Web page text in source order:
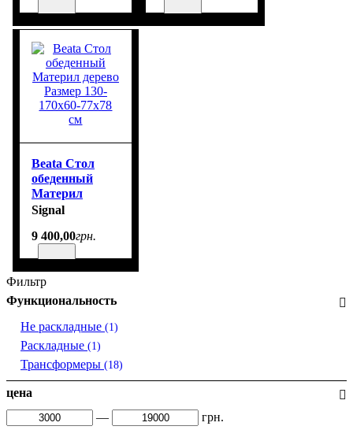
Beata Стол
обеденный
Материл
дерево Размер
77х78 см
Signal
9 400,00грн.
Фильтр
Функциональность
Не раскладные (1)
Раскладные (1)
Трансформеры (18)
цена
—
грн.